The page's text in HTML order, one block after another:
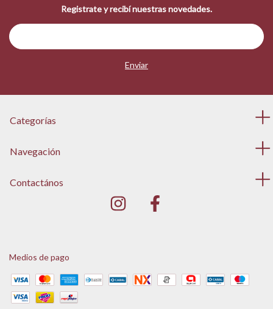
Registrate y recibí nuestras novedades.
Categorías
Navegación
Contactános
Medios de pago